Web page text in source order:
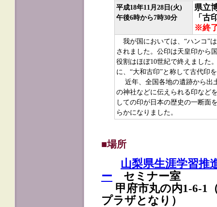
平成18年11月28日(火)
午後6時から7時30分
県立
「古
※終
我が国においては、“ハンコ”
されました。公印は天皇印から
役割はほぼ10世紀で終えました
に、“大和古印”と称して古代印
近年、全国各地の遺跡から出
の神社などに伝えられる印など
しての印が日本の歴史の一断面
らかになりました。
■場所
山梨県生涯学習推
ー セミナー室
甲府市丸の内1-6-1
プラザとなり）